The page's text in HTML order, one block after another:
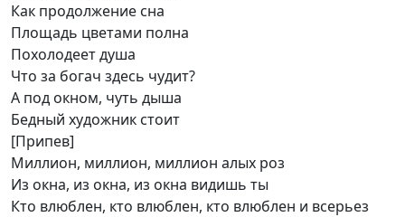
Как продолжение сна
Площадь цветами полна
Похолодеет душа
Что за богач здесь чудит?
А под окном, чуть дыша
Бедный художник стоит
[Припев]
Миллион, миллион, миллион алых роз
Из окна, из окна, из окна видишь ты
Кто влюблен, кто влюблен, кто влюблен и всерьез